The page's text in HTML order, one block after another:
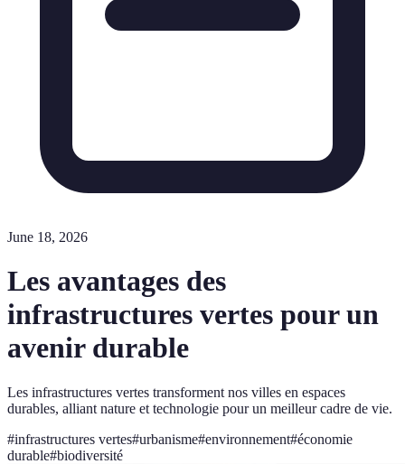
June 18, 2026
Les avantages des
infrastructures vertes pour un
avenir durable
Les infrastructures vertes transforment nos villes en espaces
durables, alliant nature et technologie pour un meilleur cadre de vie.
#infrastructures vertes#urbanisme#environnement#économie
durable#biodiversité